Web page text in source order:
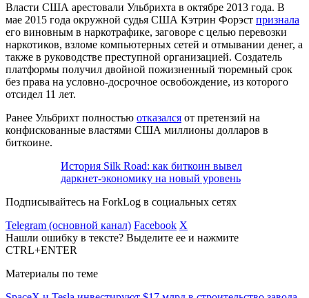
Власти США арестовали Ульбрихта в октябре 2013 года. В
мае 2015 года окружной судья США Кэтрин Форэст признала
его виновным в наркотрафике, заговоре с целью перевозки
наркотиков, взломе компьютерных сетей и отмывании денег, а
также в руководстве преступной организацией. Создатель
платформы получил двойной пожизненный тюремный срок
без права на условно-досрочное освобождение, из которого
отсидел 11 лет.
Ранее Ульбрихт полностью отказался от претензий на
конфискованные властями США миллионы долларов в
биткоине.
История Silk Road: как биткоин вывел
даркнет-экономику на новый уровень
Подписывайтесь на ForkLog в социальных сетях
Telegram (основной канал) Facebook X
Нашли ошибку в тексте? Выделите ее и нажмите
CTRL+ENTER
Материалы по теме